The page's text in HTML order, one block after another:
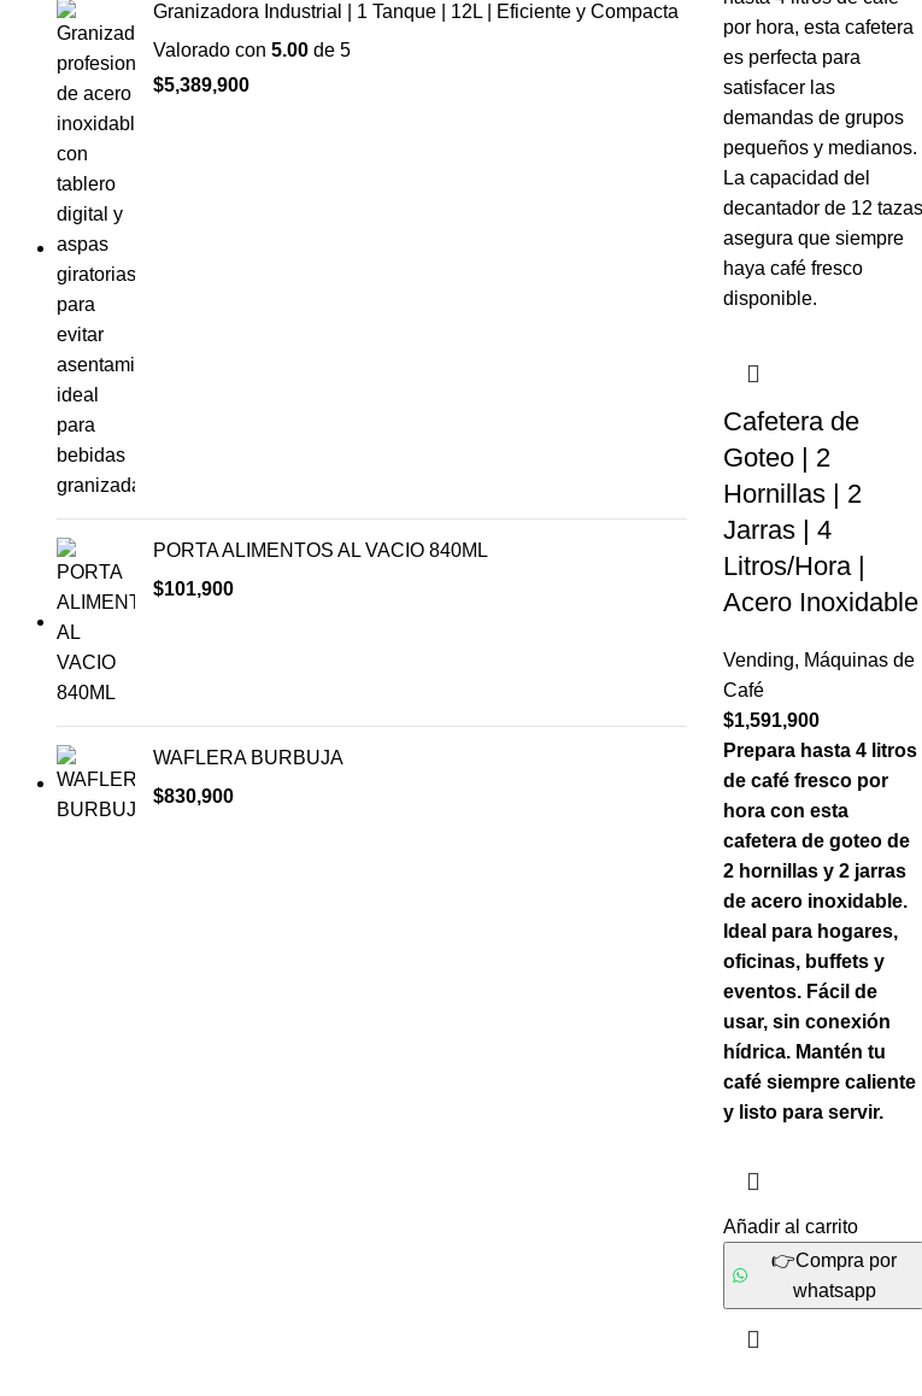
Granizadora Industrial | 1 Tanque | 12L | Eficiente y Compacta
Valorado con 5.00 de 5
$5,389,900
PORTA ALIMENTOS AL VACIO 840ML
$101,900
WAFLERA BURBUJA
$830,900
Cafetera de
Goteo | 2
Hornillas | 2
Jarras | 4
Litros/Hora |
Acero Inoxidable
Vending, Máquinas de
Café
$1,591,900
Prepara hasta 4 litros
de café fresco por
hora con esta
cafetera de goteo de
2 hornillas y 2 jarras
de acero inoxidable.
Ideal para hogares,
oficinas, buffets y
eventos. Fácil de
usar, sin conexión
hídrica. Mantén tu
café siempre caliente
y listo para servir.
Añadir al carrito
👉Compra por
whatsapp